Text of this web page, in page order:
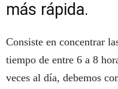
más rápida.
Consiste en concentrar
tiempo de entre 6 a 8
veces al día, debemos